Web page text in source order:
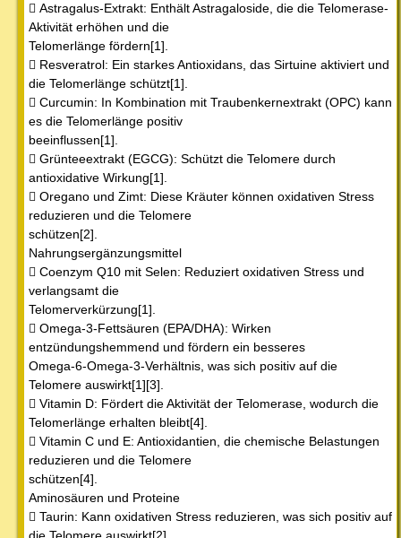
 Astragalus-Extrakt: Enthält Astragaloside, die die Telomerase-
Aktivität erhöhen und die
Telomerlänge fördern[1].
 Resveratrol: Ein starkes Antioxidans, das Sirtuine aktiviert und
die Telomerlänge schützt[1].
 Curcumin: In Kombination mit Traubenkernextrakt (OPC) kann
es die Telomerlänge positiv
beeinflussen[1].
 Grünteeextrakt (EGCG): Schützt die Telomere durch
antioxidative Wirkung[1].
 Oregano und Zimt: Diese Kräuter können oxidativen Stress
reduzieren und die Telomere
schützen[2].
Nahrungsergänzungsmittel
 Coenzym Q10 mit Selen: Reduziert oxidativen Stress und
verlangsamt die
Telomerverkürzung[1].
 Omega-3-Fettsäuren (EPA/DHA): Wirken
entzündungshemmend und fördern ein besseres
Omega-6-Omega-3-Verhältnis, was sich positiv auf die
Telomere auswirkt[1][3].
 Vitamin D: Fördert die Aktivität der Telomerase, wodurch die
Telomerlänge erhalten bleibt[4].
 Vitamin C und E: Antioxidantien, die chemische Belastungen
reduzieren und die Telomere
schützen[4].
Aminosäuren und Proteine
 Taurin: Kann oxidativen Stress reduzieren, was sich positiv auf